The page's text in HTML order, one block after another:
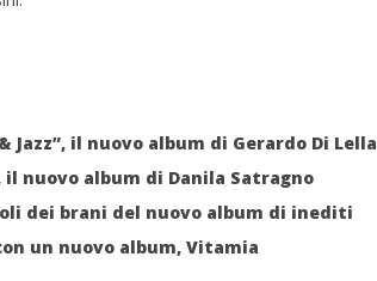
Jazz”, il nuovo album di Gerardo Di Lella
il nuovo album di Danila Satragno
dei brani del nuovo album di inediti
un nuovo album, Vitamia